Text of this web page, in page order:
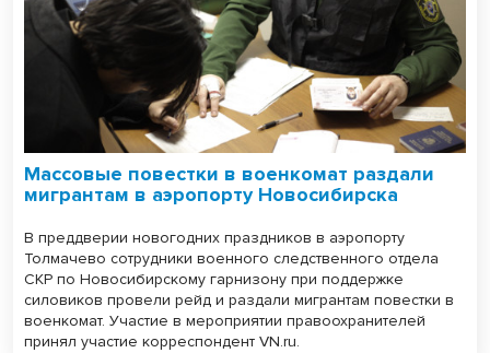
Массовые повестки в военкомат раздали
мигрантам в аэропорту Новосибирска
В преддверии новогодних праздников в аэропорту
Толмачево сотрудники военного следственного отдела
СКР по Новосибирскому гарнизону при поддержке
силовиков провели рейд и раздали мигрантам повестки в
военкомат. Участие в мероприятии правоохранителей
принял участие корреспондент VN.ru.